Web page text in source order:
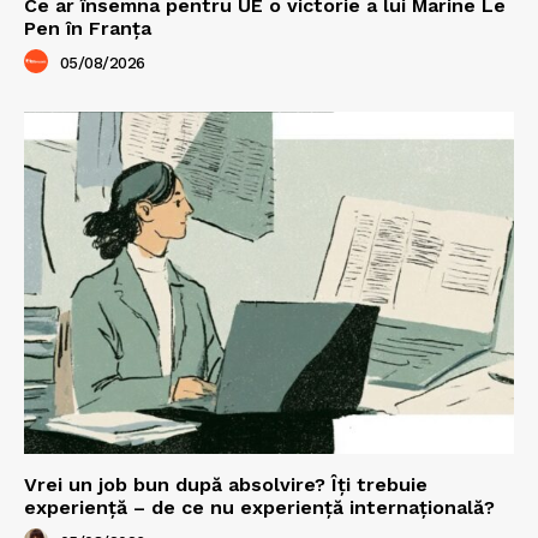
Ce ar însemna pentru UE o victorie a lui Marine Le
Pen în Franța
05/08/2026
Vrei un job bun după absolvire? Îți trebuie
experiență – de ce nu experiență internațională?